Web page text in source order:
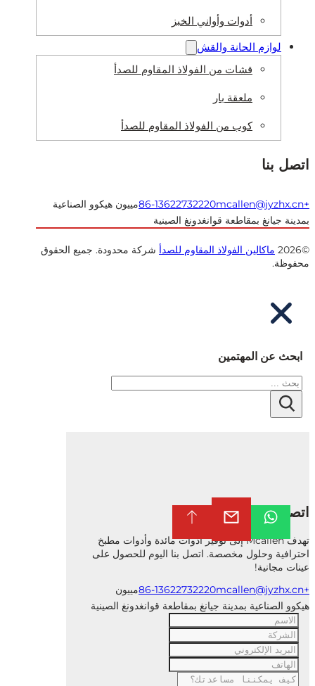
أدوات وأواني الخبز
لوازم الحانة والقش
قشات من الفولاذ المقاوم للصدأ
ملعقة بار
كوب من الفولاذ المقاوم للصدأ
بنا
مييون هيكوو الصناعية
جيانغ بمقاطعة قوانغدونغ الصينية
ماكالين الفولاذ المقاوم للصدأ شركة محدودة. جميع الحقوق
عن المهتمين
بنا
تهدف Mcallen إلى توفير أدوات مائدة وأدوات مطبخ
وحلول مخصصة. اتصل بنا اليوم للحصول على
مجانية!
مييون
الصناعية بمدينة جيانغ بمقاطعة قوانغدونغ الصينية